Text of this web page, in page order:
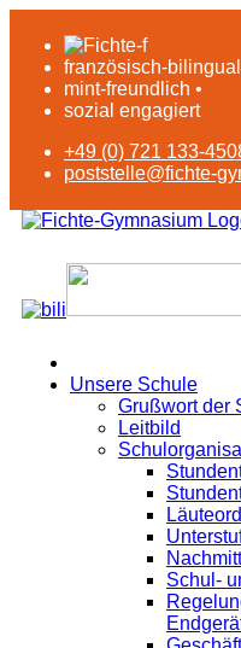
französisch-bilingual
mint-freundlich •
sozial engagiert
+49 (0) 721 133-
poststelle@fichte-
Unsere Schule
Grußwort der
Leitbild
Schul-